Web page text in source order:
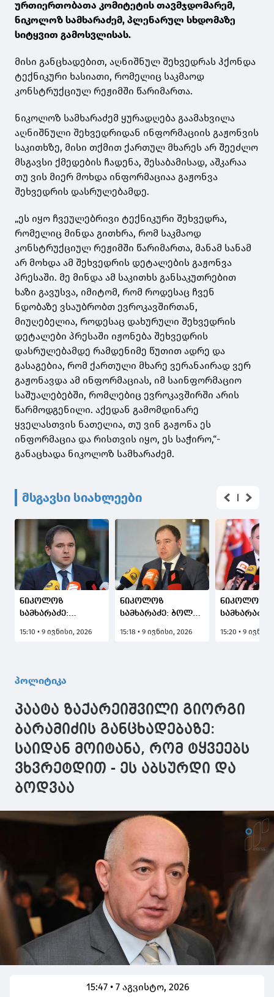
ურთიერთობათა კომიტეტის თავმჯდომარემ,
ნიკოლოზ სამხარაძემ, პლენარულ სხდომაზე
სიტყვით გამოსვლისას.
მისი განცხადებით, აღნიშნულ შეხვედრას ჰქონდა
ტექნიკური ხასიათი, რომელიც საკმაოდ
კონსტრუქციულ რეჟიმში წარიმართა.
ნიკოლოზ სამხარაძემ ყურადღება გაამახვილა
აღნიშნული შეხვედრიდან ინფორმაციის გაჟონვის
საკითხზე, მისი თქმით ქართულ მხარეს არ შეეძლო
მსგავსი ქმედების ჩადენა, შესაბამისად, აშკარაა
თუ ვის მიერ მოხდა ინფორმაციაა გაჟონვა
შეხვედრის დასრულებამდე.
„ეს იყო ჩვეულებრივი ტექნიკური შეხვედრა,
რომელიც მინდა გითხრა, რომ საკმაოდ
კონსტრუქციულ რეჟიმში წარიმართა, მანამ სანამ
არ მოხდა ამ შეხვედრის დეტალების გაჟონვა
პრესაში. მე მინდა ამ საკითხს განსაკუთრებით
ხაზი გავუსვა, იმიტომ, რომ როდესაც ჩვენ
ნდობაზე ვსაუბრობთ ევროკავშირთან,
მიუღებელია, როდესაც დახურული შეხვედრის
დეტალები პრესაში იჟონება შეხვედრის
დასრულებამდე რამდენიმე წუთით ადრე და
გასაგებია, რომ ქართული მხარე ვერანაირად ვერ
გაჟონავდა ამ ინფორმაციას, იმ საინფორმაციო
საშუალებებში, რომლებიც ევროკავშირში არის
წარმოდგენილი. აქედან გამომდინარე
ყველასთვის ნათელია, თუ ვინ გაჟონა ეს
ინფორმაცია და რისთვის იყო, ეს საჭირო,“-
განაცხადა ნიკოლოზ სამხარაძემ.
მსგავსი სიახლეები
ნიკოლოზ
სამხარაძე:
ხვდებიან, რომ
გაუქმება მათი
ცუდი, რადგან
ქართველები
ევროკავშირის
მიმართ ნდობას
დაკარგავენ
15:10 • 9 ივნისი, 2026
ნიკოლოზ
სამხარაძე: ბოლო
საქართველოსა
უილსონი
საქართველოს
არაკეთილმოსურნეა,
ცდილობს,
ქვეყანას ზიანი
მიაყენოს
15:18 • 9 ივნისი, 2026
ნიკოლოზ
სამხარაძე:
ერთი
15:20 • 9
პოლიტიკა
პაატა ზაქარეიშვილი გიორგი
ბარამიძის განცხადებაზე:
საიდან მოიტანა, რომ ტყვეებს
ვხვრეტდით - ეს აბსურდი და
ბოდვაა
15:47 • 7 აგვისტო, 2026